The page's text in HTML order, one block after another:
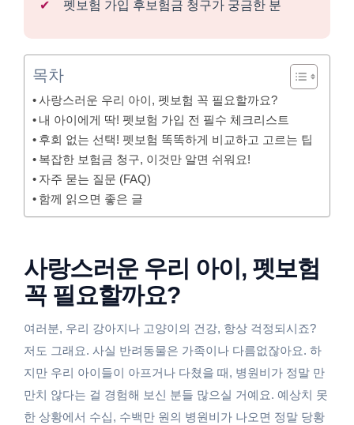
펫보험 가입 후보험금 청구가 궁금한 분
목차
사랑스러운 우리 아이, 펫보험 꼭 필요할까요?
내 아이에게 딱! 펫보험 가입 전 필수 체크리스트
후회 없는 선택! 펫보험 똑똑하게 비교하고 고르는 팁
복잡한 보험금 청구, 이것만 알면 쉬워요!
자주 묻는 질문 (FAQ)
함께 읽으면 좋은 글
사랑스러운 우리 아이, 펫보험
꼭 필요할까요?
여러분, 우리 강아지나 고양이의 건강, 항상 걱정되시죠?
저도 그래요. 사실 반려동물은 가족이나 다름없잖아요. 하
지만 우리 아이들이 아프거나 다쳤을 때, 병원비가 정말 만
만치 않다는 걸 경험해 보신 분들 많으실 거예요. 예상치 못
한 상황에서 수십, 수백만 원의 병원비가 나오면 정말 당황